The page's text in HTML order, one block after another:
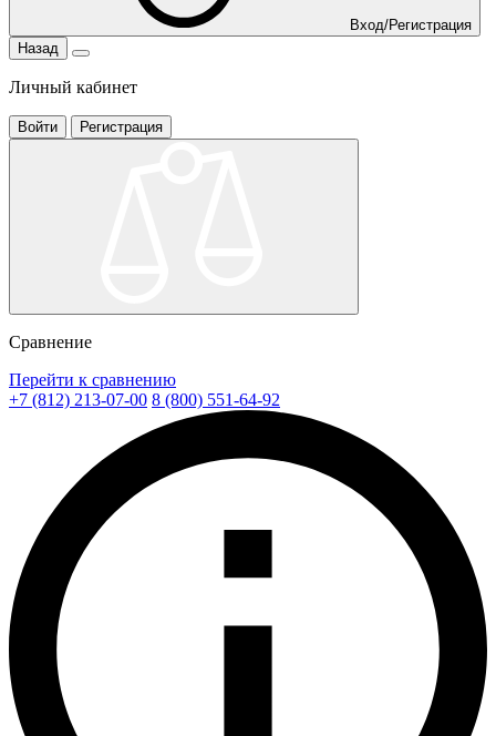
Вход/Регистрация
Назад
Личный кабинет
Войти Регистрация
Сравнение
Перейти к сравнению
+7 (812) 213-07-00 8 (800) 551-64-92